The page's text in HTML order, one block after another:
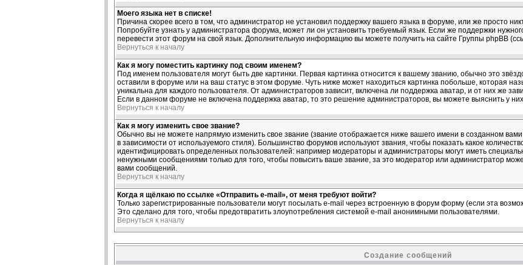
Моего языка нет в списке!
Причина скорее всего в том, что администратор не установил поддержку вашего языка в форуме, или же просто
Попробуйте узнать у администратора форума, может ли он установить требуемый язык. Если же поддержки
перевести этот форум на свой язык. Дополнительную информацию вы можете получить на сайте Группы phpBB
Вернуться к началу
Как я могу поместить картинку под своим именем?
Под именем пользователя могут быть две картинки. Первая картинка относится к вашему званию, обычно это
оставили в форуме или на ваш статус в этом форуме. Чуть ниже может находиться картинка побольше, которая
уникальна для каждого пользователя. От администраторов зависит, включена ли поддержка аватар, и от них же
Если в данном форуме не включена поддержка аватар, то это решение администраторов, вы можете выяснить у
Вернуться к началу
Как я могу изменить свое звание?
Обычно вы не можете напрямую изменить свое звание (звание отображается ниже вашего имени в созданном
в зависимости от используемого стиля). Большинство форумов используют звания, чтобы показать какое
идентифицировать определенных пользователей: например модераторы и администраторы могут иметь
ненужными сообщениями только для того, чтобы повысить ваше звание, за это модератор или администратор
вами сообщений.
Вернуться к началу
Когда я щёлкаю по ссылке «Отправить e-mail», от меня требуют войти?
Только зарегистрированные пользователи могут посылать e-mail через встроенную в форум форму (если эта
Это сделано для того, чтобы предотвратить злоупотребления системой e-mail анонимными пользователями.
Вернуться к началу
Создание сообщений